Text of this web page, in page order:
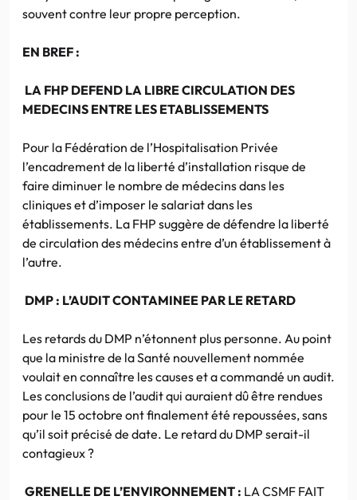
souvent contre leur propre perception.
EN BREF :
LA FHP DEFEND LA LIBRE CIRCULATION DES
MEDECINS ENTRE LES ETABLISSEMENTS
Pour la Fédération de l’Hospitalisation Privée
l’encadrement de la liberté d’installation risque de
faire diminuer le nombre de médecins dans les
cliniques et d’imposer le salariat dans les
établissements. La FHP suggère de défendre la liberté
de circulation des médecins entre d’un établissement à
l’autre.
DMP : L’AUDIT CONTAMINEE PAR LE RETARD
Les retards du DMP n’étonnent plus personne. Au point
que la ministre de la Santé nouvellement nommée
voulait en connaître les causes et a commandé un audit.
Les conclusions de l’audit qui auraient dû être rendues
pour le 15 octobre ont finalement été repoussées, sans
qu’il soit précisé de date. Le retard du DMP serait-il
contagieux ?
GRENELLE DE L’ENVIRONNEMENT : LA CSMF FAIT